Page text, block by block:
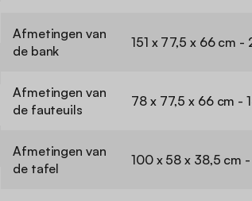
Afmetingen van
de bank
151 x 77,5 x 66 cm -
Afmetingen van
de fauteuils
78 x 77,5 x 66 cm -
Afmetingen van
de tafel
100 x 58 x 38,5 cm